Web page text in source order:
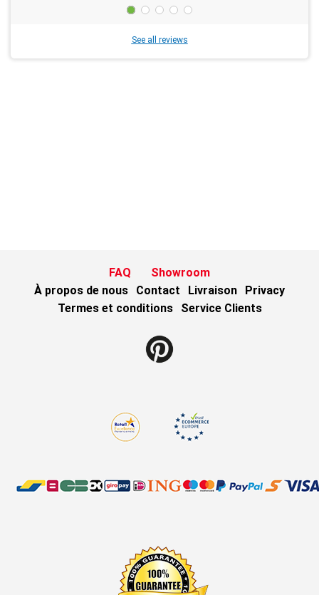
See all reviews
FAQ
Showroom
À propos de nous
Contact Livraison
Privacy
Termes et conditions
Service Clients